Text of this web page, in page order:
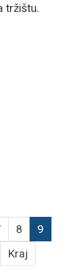
tržištu.
8
9
Kraj